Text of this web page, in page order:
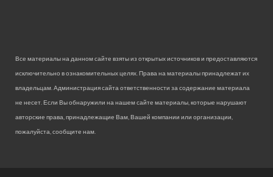
Все материалы на данном сайте взяты из открытых источников и предоставляются
исключительно в ознакомительных целях. Права на материалы принадлежат их
владельцам. Администрация сайта ответственности за содержание материала
не несет. Если Вы обнаружили на нашем сайте материалы, которые нарушают
авторские права, принадлежащие Вам, Вашей компании или организации,
пожалуйста, сообщите нам.